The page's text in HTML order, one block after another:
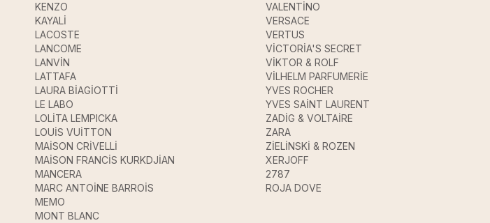
KENZO
KAYALİ
LACOSTE
LANCOME
LANVİN
LATTAFA
LAURA BİAGİOTTİ
LE LABO
LOLİTA LEMPICKA
LOUİS VUİTTON
MAİSON CRİVELLİ
MAİSON FRANCİS KURKDJİAN
MANCERA
MARC ANTOİNE BARROİS
MEMO
MONT BLANC
VALENTİNO
VERSACE
VERTUS
VİCTORİA'S SECRET
VİKTOR & ROLF
VİLHELM PARFUMERİE
YVES ROCHER
YVES SAİNT LAURENT
ZADİG & VOLTAİRE
ZARA
ZİELİNSKİ & ROZEN
XERJOFF
2787
ROJA DOVE